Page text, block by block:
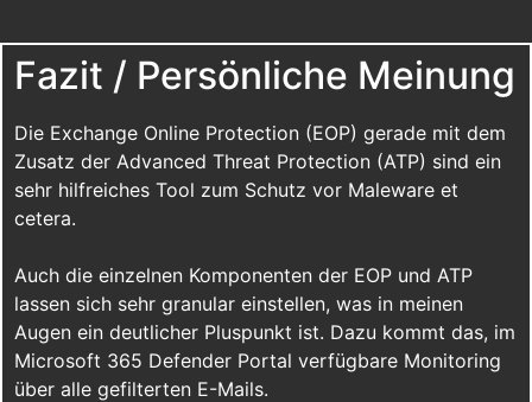
Fazit / Persönliche Meinung
Die Exchange Online Protection (EOP) gerade mit dem
Zusatz der Advanced Threat Protection (ATP) sind ein
sehr hilfreiches Tool zum Schutz vor Maleware et
cetera.
Auch die einzelnen Komponenten der EOP und ATP
lassen sich sehr granular einstellen, was in meinen
Augen ein deutlicher Pluspunkt ist. Dazu kommt das, im
Microsoft 365 Defender Portal verfügbare Monitoring
über alle gefilterten E-Mails.